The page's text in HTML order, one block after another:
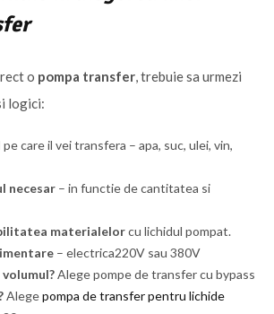
o pompa transfer, trebuie sa urmezi
logici:
pe care il vei transfera – apa, suc, ulei, vin,
necesar – in functie de cantitatea si
materialelorcu lichidul pompat.
– electrica220V sau 380V
Alege pompe de transfer cu bypass
Alegepompa de transfer pentru lichide